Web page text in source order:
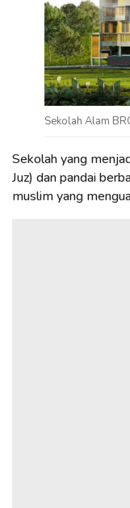
Sekolah Alam
Sekolah yang
Juz) dan pandai
muslim yang